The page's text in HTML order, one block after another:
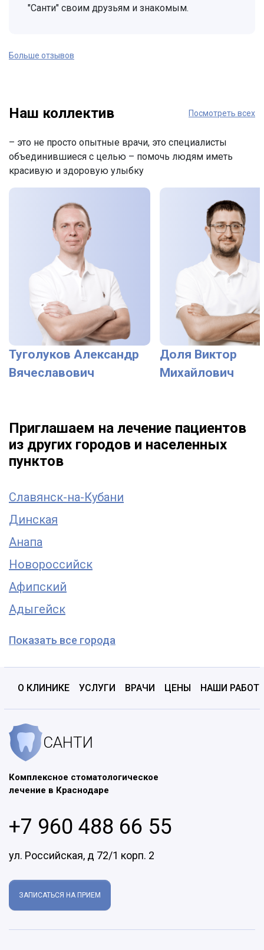
"Санти" своим друзьям и знакомым.
Больше отзывов
Наш коллектив Посмотреть всех
– это не просто опытные врачи, это специалисты
объединившиеся с целью – помочь людям иметь
красивую и здоровую улыбку
Туголуков Александр
Вячеславович
Доля Виктор
Михайлович
Приглашаем на лечение пациентов
из других городов и населенных
пунктов
Славянск-на-Кубани
Динская
Анапа
Новороссийск
Афипский
Адыгейск
Показать все города
О КЛИНИКЕ УСЛУГИ ВРАЧИ ЦЕНЫ НАШИ
САНТИ
Комплексное стоматологическое
лечение в Краснодаре
+7 960 488 66 55
ул. Российская, д 72/1 корп. 2
ЗАПИСАТЬСЯ НА ПРИЕМ